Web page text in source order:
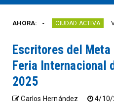
AHORA:CIUDAD ACTIVA Villa
Escritores del
Feria Internacional
2025
Carlos Hernández 4/10/